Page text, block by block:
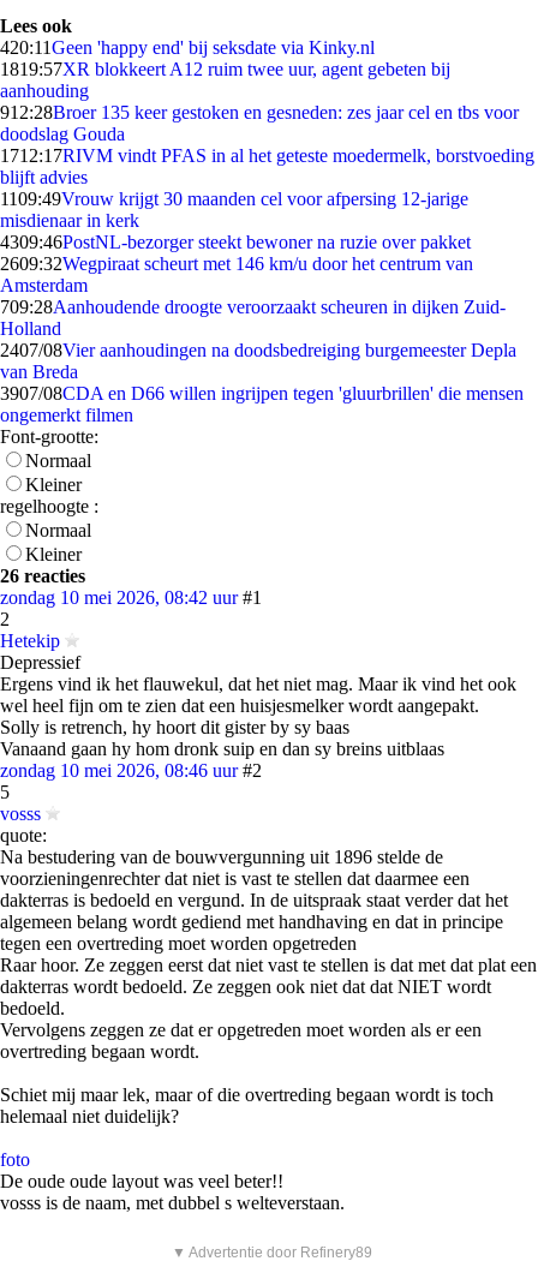
Lees ook
420:11Geen 'happy end' bij seksdate via Kinky.nl
1819:57XR blokkeert A12 ruim twee uur, agent gebeten bij
aanhouding
912:28Broer 135 keer gestoken en gesneden: zes jaar cel en tbs voor
doodslag Gouda
1712:17RIVM vindt PFAS in al het geteste moedermelk, borstvoeding
blijft advies
1109:49Vrouw krijgt 30 maanden cel voor afpersing 12-jarige
misdienaar in kerk
4309:46PostNL-bezorger steekt bewoner na ruzie over pakket
2609:32Wegpiraat scheurt met 146 km/u door het centrum van
Amsterdam
709:28Aanhoudende droogte veroorzaakt scheuren in dijken Zuid-
Holland
2407/08Vier aanhoudingen na doodsbedreiging burgemeester Depla
van Breda
3907/08CDA en D66 willen ingrijpen tegen 'gluurbrillen' die mensen
ongemerkt filmen
Font-grootte:
Normaal
Kleiner
regelhoogte :
Normaal
Kleiner
26 reacties
zondag 10 mei 2026, 08:42 uur #1
2
Hetekip
Depressief
Ergens vind ik het flauwekul, dat het niet mag. Maar ik vind het ook
wel heel fijn om te zien dat een huisjesmelker wordt aangepakt.
Solly is retrench, hy hoort dit gister by sy baas
Vanaand gaan hy hom dronk suip en dan sy breins uitblaas
zondag 10 mei 2026, 08:46 uur #2
5
vosss
quote:
Na bestudering van de bouwvergunning uit 1896 stelde de
voorzieningenrechter dat niet is vast te stellen dat daarmee een
dakterras is bedoeld en vergund. In de uitspraak staat verder dat het
algemeen belang wordt gediend met handhaving en dat in principe
tegen een overtreding moet worden opgetreden
Raar hoor. Ze zeggen eerst dat niet vast te stellen is dat met dat plat een
dakterras wordt bedoeld. Ze zeggen ook niet dat dat NIET wordt
bedoeld.
Vervolgens zeggen ze dat er opgetreden moet worden als er een
overtreding begaan wordt.
Schiet mij maar lek, maar of die overtreding begaan wordt is toch
helemaal niet duidelijk?
foto
De oude oude layout was veel beter!!
vosss is de naam, met dubbel s welteverstaan.
▼ Advertentie door Refinery89